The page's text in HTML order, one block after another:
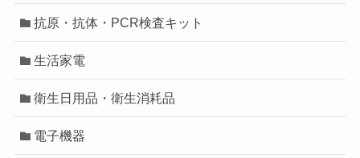
抗原・抗体・PCR検査キット
生活家電
衛生日用品・衛生消耗品
電子機器